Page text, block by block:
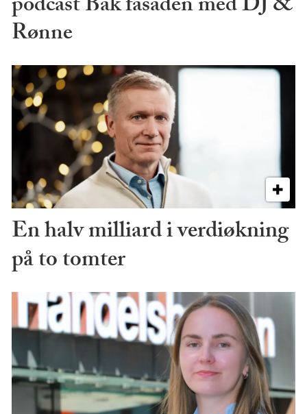
Rønne
En halv milliard i verdiøkning
på to tomter